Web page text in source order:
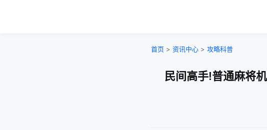
首页 > 资讯中心 > 攻略科普
民间高手!普通麻将